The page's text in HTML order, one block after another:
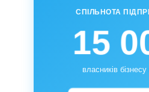
СПІЛЬНОТА
15
власників